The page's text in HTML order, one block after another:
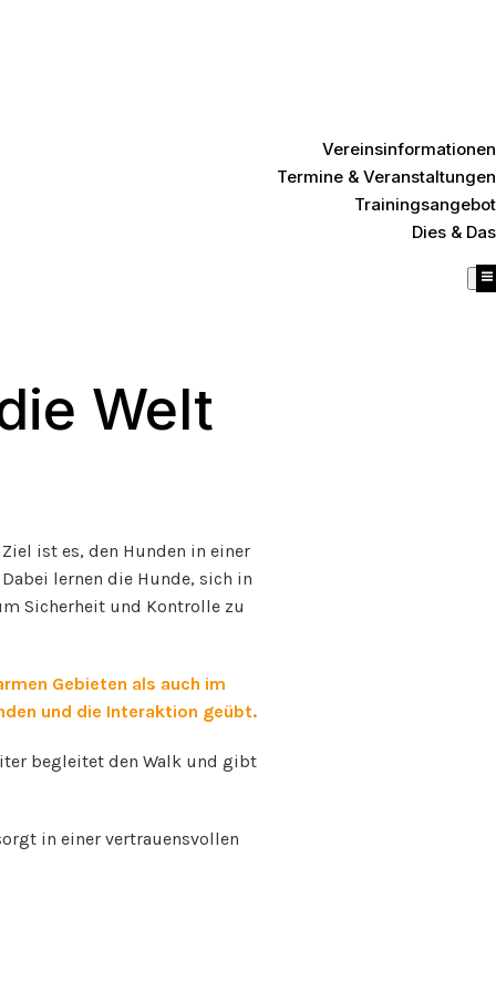
Vereinsinformationen
Termine & Veranstaltungen
Trainingsangebot
Dies & Das
Welt
ist es, den Hunden in einer
lernen die Hunde, sich in
Sicherheit und Kontrolle zu
Gebieten als auch im
und die Interaktion geübt.
begleitet den Walk und gibt
in einer vertrauensvollen